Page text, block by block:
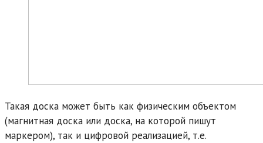
Такая доска может быть как физическим объектом
(магнитная доска или доска, на которой пишут
маркером), так и цифровой реализацией, т.е.